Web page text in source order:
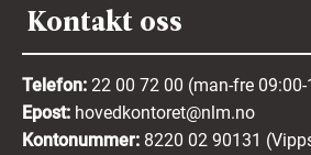
Kontakt oss
Telefon: 22 00 72 00 (man-fre
Epost: hovedkontoret@nlm.no
Kontonummer: 8220 02 90131